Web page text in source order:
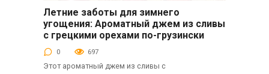
Летние заботы для зимнего
угощения: Ароматный джем из сливы
с грецкими орехами по-грузински
0 697
Этот ароматный джем из сливы с